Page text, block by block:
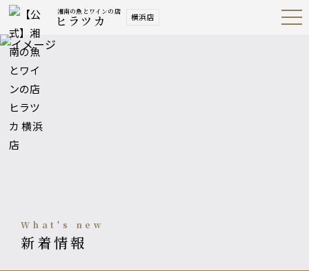
湘南の魚とワインの店
ヒラツカ 横浜店 Open
Navig
what's new
新着情報